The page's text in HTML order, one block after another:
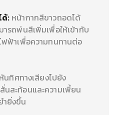
:หน้ากากสีขาวถอดได้
รถพ่นสีเพิ่มเพื่อให้เข้ากับ
ฟ้าเพื่อความทนทานต่อ
นทิศทางเสียงไปยัง
สะท้อนและความเพี้ยน
ยิ่งขึ้น